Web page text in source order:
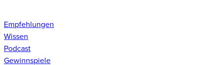
Empfehlungen
Wissen
Podcast
Gewinnspiele